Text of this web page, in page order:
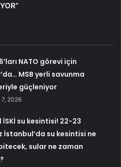
NATO görevi için
MSB yerli savunma
güçleniyor
7, 2026
su kesintisi! 22-23
İstanbul’da su kesintisi ne
sular ne zaman